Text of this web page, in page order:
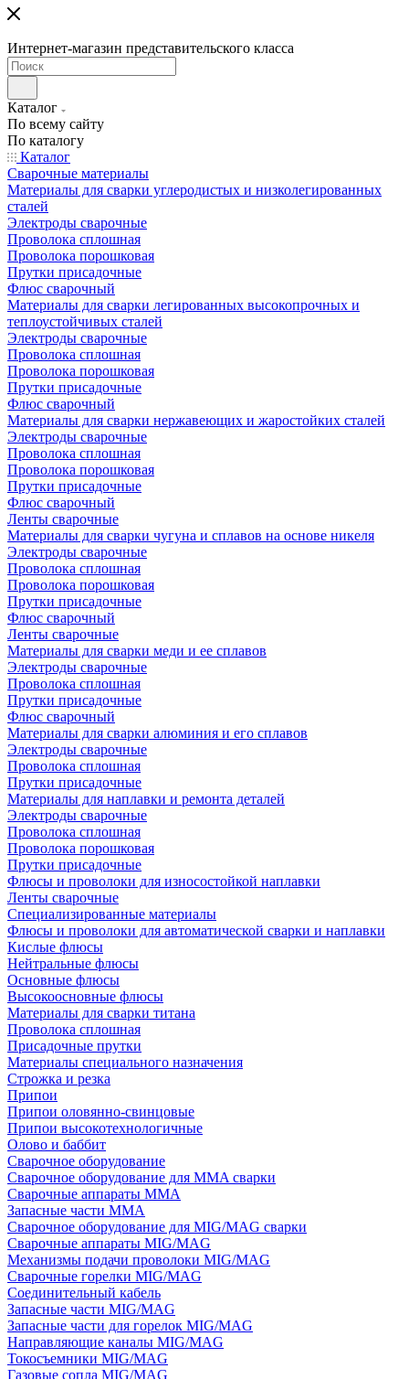
Интернет-магазин представительского класса
Каталог
По всему сайту
По каталогу
Каталог
Сварочные материалы
Материалы для сварки углеродистых и низколегированных
сталей
Электроды сварочные
Проволока сплошная
Проволока порошковая
Прутки присадочные
Флюс сварочный
Материалы для сварки легированных высокопрочных и
теплоустойчивых сталей
Электроды сварочные
Проволока сплошная
Проволока порошковая
Прутки присадочные
Флюс сварочный
Материалы для сварки нержавеющих и жаростойких сталей
Электроды сварочные
Проволока сплошная
Проволока порошковая
Прутки присадочные
Флюс сварочный
Ленты сварочные
Материалы для сварки чугуна и сплавов на основе никеля
Электроды сварочные
Проволока сплошная
Проволока порошковая
Прутки присадочные
Флюс сварочный
Ленты сварочные
Материалы для сварки меди и ее сплавов
Электроды сварочные
Проволока сплошная
Прутки присадочные
Флюс сварочный
Материалы для сварки алюминия и его сплавов
Электроды сварочные
Проволока сплошная
Прутки присадочные
Материалы для наплавки и ремонта деталей
Электроды сварочные
Проволока сплошная
Проволока порошковая
Прутки присадочные
Флюсы и проволоки для износостойкой наплавки
Ленты сварочные
Специализированные материалы
Флюсы и проволоки для автоматической сварки и наплавки
Кислые флюсы
Нейтральные флюсы
Основные флюсы
Высокоосновные флюсы
Материалы для сварки титана
Проволока сплошная
Присадочные прутки
Материалы специального назначения
Строжка и резка
Припои
Припои оловянно-свинцовые
Припои высокотехнологичные
Олово и баббит
Сварочное оборудование
Сварочное оборудование для MMA сварки
Сварочные аппараты MMA
Запасные части MMA
Сварочное оборудование для MIG/MAG сварки
Сварочные аппараты MIG/MAG
Механизмы подачи проволоки MIG/MAG
Сварочные горелки MIG/MAG
Соединительный кабель
Запасные части MIG/MAG
Запасные части для горелок MIG/MAG
Направляющие каналы MIG/MAG
Токосъемники MIG/MAG
Газовые сопла MIG/MAG